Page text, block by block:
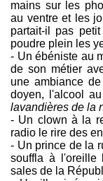
mains sur les
au ventre et les
partait-il pas
poudre plein les
- Un ébéniste au
de son métier
une ambiance
doyen, l'alcool
lavandières de la
- Un clown à la
radio le rire des
- Un prince de la
souffla à l'oreille
sales de la